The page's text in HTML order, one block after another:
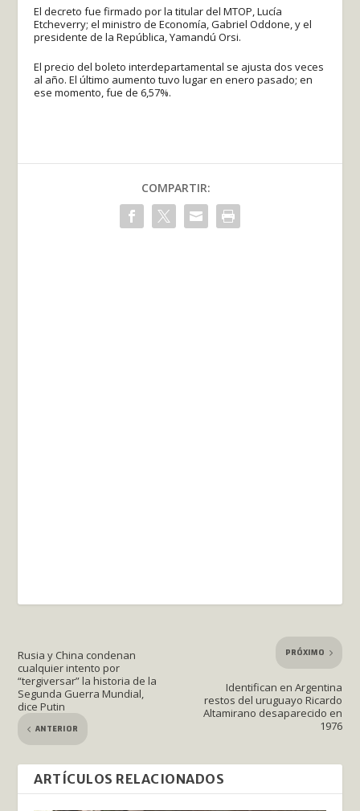
El decreto fue firmado por la titular del MTOP, Lucía
Etcheverry; el ministro de Economía, Gabriel Oddone, y el
presidente de la República, Yamandú Orsi.
El precio del boleto interdepartamental se ajusta dos veces
al año. El último aumento tuvo lugar en enero pasado; en
ese momento, fue de 6,57%.
COMPARTIR:
Rusia y China condenan
cualquier intento por
“tergiversar” la historia de la
Segunda Guerra Mundial,
dice Putin
ANTERIOR
PRÓXIMO
Identifican en Argentina
restos del uruguayo Ricardo
Altamirano desaparecido en
1976
ARTÍCULOS RELACIONADOS